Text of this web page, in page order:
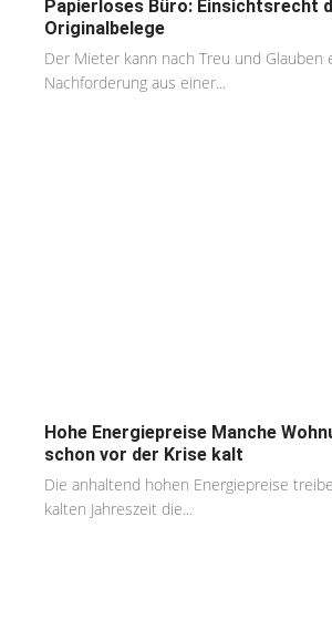
Papierloses Büro: Einsichtsrecht
Originalbelege
Der Mieter kann nach Treu und Glauben
Nachforderung aus einer...
Hohe Energiepreise Manche
schon vor der Krise kalt
Die anhaltend hohen Energiepreise
kalten Jahreszeit die...